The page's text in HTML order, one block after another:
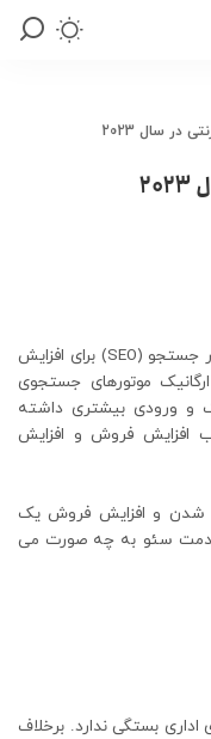
سال 2023
سئو چیه ؟ در اصل، معنای بهینه سازی موتور جستجو (SEO) برای افزایش
موتورهای جستجوی
ورودی بیشتری داشته
افزایش فروش و افزایش
شدن و افزایش فروش یک
خدمت سئو به چه صورت می
بستگی ندارد. برخلاف